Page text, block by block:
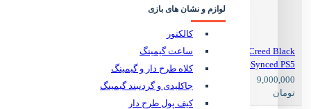
لوازم و نشان های بازی
کالکتور
ساعت گیمینگ
کلاه طرح دار و گیمینگ
جاکلیدی و گردنبند گیمینگ
کیف پول طرح دار
Assassins Creed Black
Flag ReSynced PS5
9,000,000
تومان